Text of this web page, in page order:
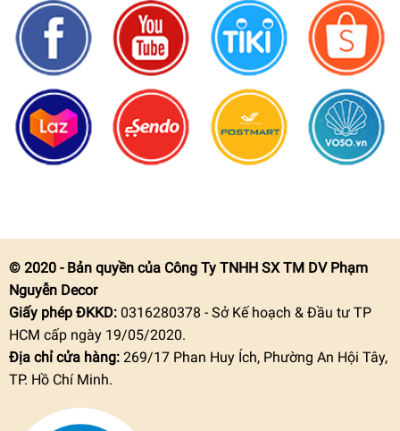
© 2020 - Bản quyền của Công Ty TNHH SX TM DV Phạm
Nguyễn Decor
Giấy phép ĐKKD:0316280378 - Sở Kế hoạch & Đầu tư TP
HCM cấp ngày 19/05/2020.
Địa chỉ cửa hàng: 269/17 Phan Huy Ích, Phường An Hội Tây,
TP. Hồ Chí Minh.